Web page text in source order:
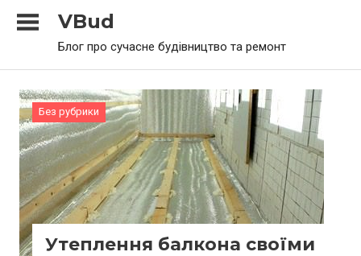
VBud
Блог про сучасне будівництво та ремонт
Без рубрики
Утеплення балкона своїми